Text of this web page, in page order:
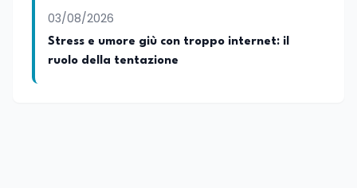
03/08/2026
Stress e umore giù con troppo internet: il
ruolo della tentazione